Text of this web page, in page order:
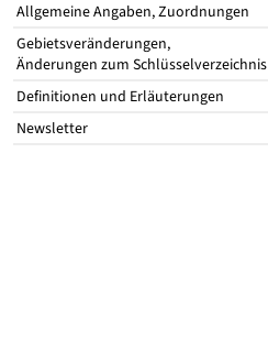
Allgemeine Angaben, Zuordnungen
Gebietsveränderungen,
Änderungen zum Schlüsselverzeichnis
Definitionen und Erläuterungen
Newsletter